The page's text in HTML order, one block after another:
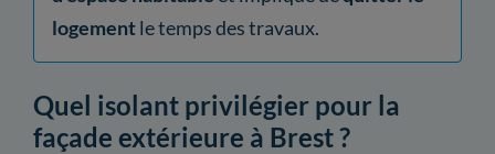
logementle temps des travaux.
Quel isolant privilégier pour la
façade extérieure à Brest ?